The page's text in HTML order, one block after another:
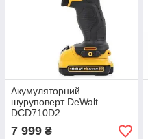
Акумуляторний
шуруповерт DeWalt
DCD710D2
7 999 ₴